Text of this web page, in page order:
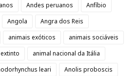
Andes peruanos
Anfíbio
Angola
Angra dos Reis
animais exóticos
animais sociáveis
animal nacional da Itália
leari
Anolis proboscis